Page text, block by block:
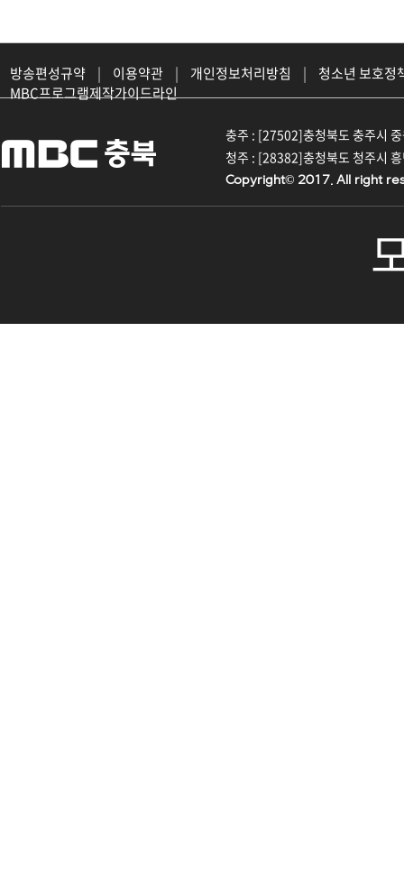
방송편성규약 | 이용약관 | 개인정보처리방침 |
청소년 보호정
MBC프로그램제작가이드라인
충주 : [27502]충청북도 충주시
청주 : [28382]충청북도 청주시
Copyright© 2017. All right